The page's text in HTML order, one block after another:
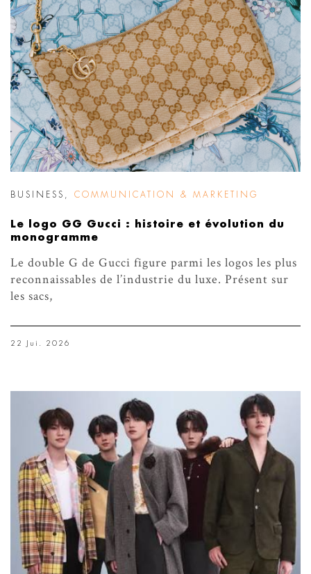
BUSINESS COMMUNICATION & MARKETING
Le logo GG Gucci : histoire et évolution du
monogramme
Le double G de Gucci figure parmi les logos les plus
reconnaissables de l’industrie du luxe. Présent sur
les sacs,
22 Jui. 2026